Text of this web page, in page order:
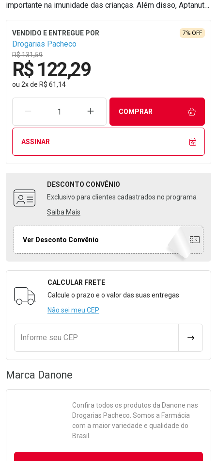
importante na imunidade das crianças. Além disso, Aptanutri
desenvolvimento cognitivo, motor e visual, apoiando o
crescimento saudável e equilibrado dos pequenos nesta
fase tão importante. [box] O MINISTÉRIO DA SAÚDE
INFORMA: O ALEITAMENTO MATERNO EVITA INFECÇÕES E
ALERGIAS E É RECOMENDADO ATÉ OS 2 (DOIS) ANOS DE
IDADE OU MAIS O PRODUTO MENCIONADO NÃO CONTÉM
GLÚTEN. Consulte sempre seu médico e/ou nutricionista.
Drogarias Pacheco
R$ 131,59
7% OFF
R$ 122,29
ou 2xde R$ 61,14
REMOVER UMA UNIDADEAUMENTAR UMA UNIDADE
COMPRAR
ASSINAR
DESCONTO CONVÊNIO
Exclusivo para clientes cadastrados no programa
Saiba Mais
Ver Desconto Convênio
Formulário para Calcular o Frete
CALCULAR FRETE
Calcule o prazo e o valor das suas entregas
Não sei meu CEP
Informe seu CEP
Marca Danone
Confira todos os produtos da Danone nas
Drogarias Pacheco. Somos a Farmácia
com a maior variedade e qualidade do
Brasil.